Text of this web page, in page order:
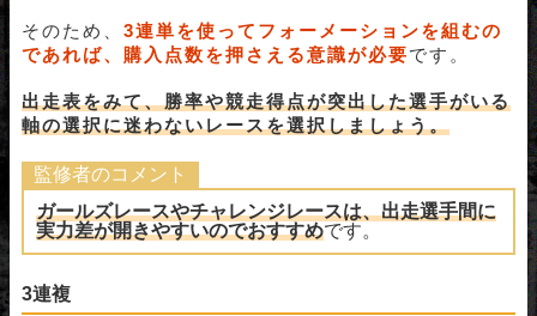
そのため、 3連単を使ってフォーメーションを組むの
であれば、購入点数を押さえる意識が必要です。
出走表をみて、勝率や競走得点が突出した選手がいる
軸の選択に迷わないレースを選択しましょう。
監修者のコメント
ガールズレースやチャレンジレースは、出走選手間に
実力差が開きやすいのでおすすめです。
3連複